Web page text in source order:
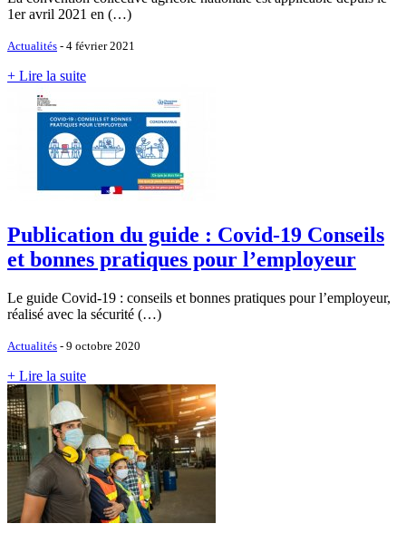
1er avril 2021 en (…)
Actualités - 4 février 2021
+ Lire la suite
Publication du guide : Covid-19 Conseils
et bonnes pratiques pour l’employeur
Le guide Covid-19 : conseils et bonnes pratiques pour l’employeur,
réalisé avec la sécurité (…)
Actualités - 9 octobre 2020
+ Lire la suite